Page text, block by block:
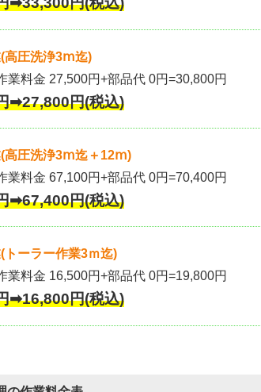
高圧洗浄3ⅿ迄)
業料金 27,500円+部品代 0円=30,800円
➡27,800円(税込)
(高圧洗浄3ⅿ迄＋12ⅿ)
業料金 67,100円+部品代 0円=70,400円
➡67,400円(税込)
トーラー作業3ｍ迄)
業料金 16,500円+部品代 0円=19,800円
➡16,800円(税込)